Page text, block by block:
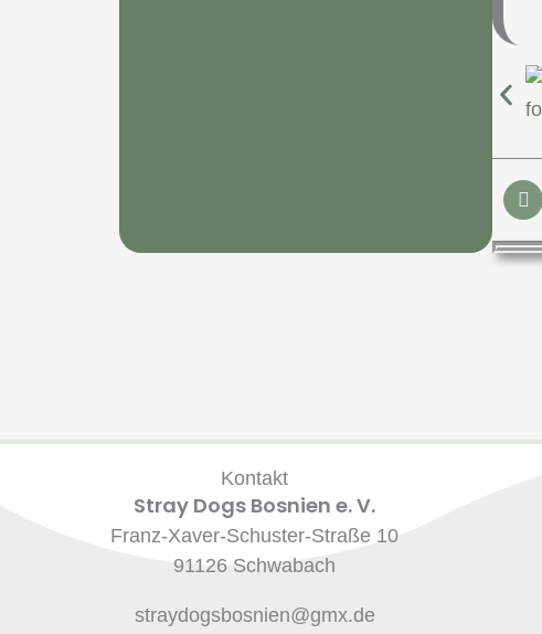
Kontakt
Stray Dogs Bosnien e. V.
Franz-Xaver-Schuster-Straße 10
91126 Schwabach
straydogsbosnien@gmx.de